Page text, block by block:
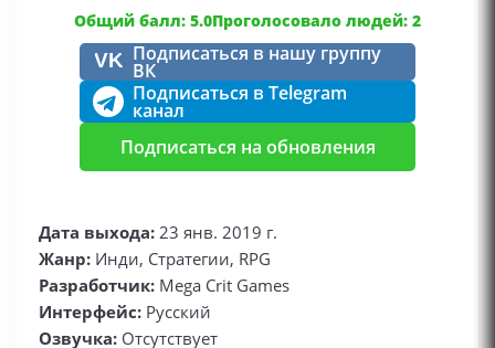
Общий балл: 5.0Проголосовало людей: 2
VK Подписаться в нашу группу
ВК
Подписаться в Telegram
канал
Подписаться на обновления
Дата выхода: 23 янв. 2019 г.
Жанр: Инди, Стратегии, RPG
Разработчик: Mega Crit Games
Интерфейс: Русский
Озвучка: Отсутствует